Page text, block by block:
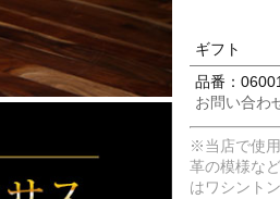
ギフト
品番：
お問い合わ
※当店で使
革の模様な
はワシント